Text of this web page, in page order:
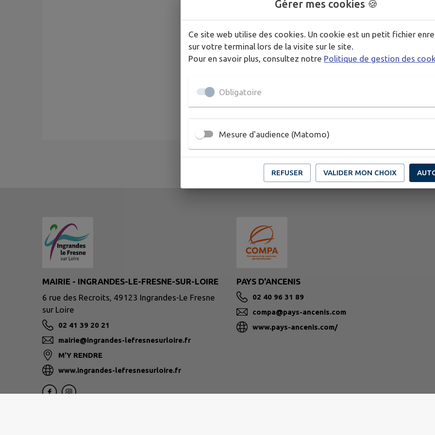
Merci de votre compréhension pour la gêne
Publié par communication@ingrandes-
MAIRIE - INGRANDES-LE-FRESNE-SUR-LOIRE
6 rue des Recroits, 49123 Ingrandes-Le Fresne
sur Loire
02 41 39 20 21
mairie@ingrandes-lefresnesurloire.fr
M'Y RENDRE
www.ingrandes-lefresnesurloire.fr
PAYS D'ANCENIS
02 40 96 31 89
compa@pays-ancenis.com
www.pays-ancenis.com/
Gérer mes cookies 🍪
Ce site web utilise des cookies. Un cookie est un petit fichier
sur votre terminal lors de la visite sur le site.
Pour en savoir plus, consultez notre Politique de gestion des
Obligatoire
Mesure d'audience (Matomo)
REFUSER VALIDER MON CHOIX